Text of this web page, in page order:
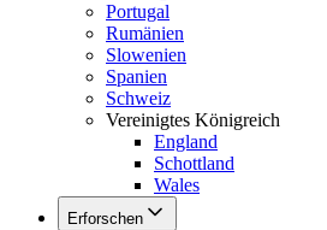
Portugal
Rumänien
Slowenien
Spanien
Schweiz
Vereinigtes Königreich
England
Schottland
Wales
Erforschen